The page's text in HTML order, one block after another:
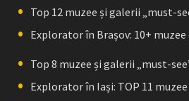
Top 12 muzee și galerii „must-
Explorator în Brașov: 10+ muzee
Top 8 muzee și galerii „must-
Explorator în Iași: TOP 11